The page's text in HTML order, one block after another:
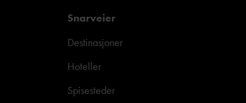
Snarveier
Destinasjoner
Hoteller
Spisesteder